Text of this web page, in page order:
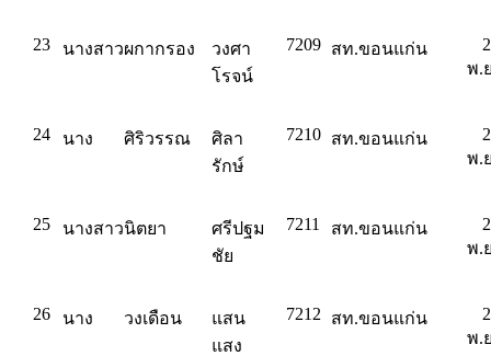
23 นางสาวผกากรอง
วงศา
โรจน์
7209 สท.ขอนแก่น
พ.
24 นาง ศิริวรรณ
ศิลา
รักษ์
7210 สท.ขอนแก่น
พ.
25 นางสาวนิตยา
ศรีปฐม
ชัย
7211 สท.ขอนแก่น
พ.
26 นาง วงเดือน
แสน
แสง
7212 สท.ขอนแก่น
พ.